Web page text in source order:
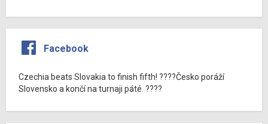
Facebook
Czechia beats Slovakia to finish fifth! ????Česko poráží
Slovensko a končí na turnaji páté. ????